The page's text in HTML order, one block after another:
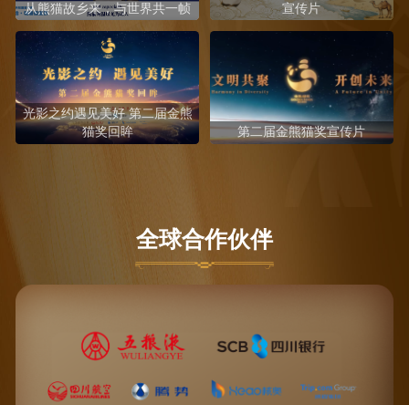
从熊猫故乡来，与世界共一帧
宣传片
光影之约遇见美好 第二届金熊
猫奖回眸
第二届金熊猫奖宣传片
全球合作伙伴